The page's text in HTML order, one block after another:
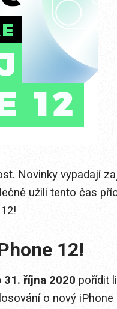
Novinky vypadají
užili tento čas
12!
31. října 2020 pořídit
o nový